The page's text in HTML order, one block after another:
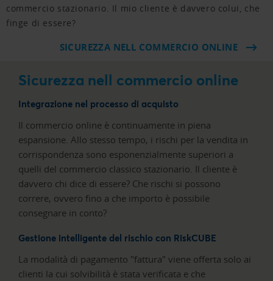
commercio stazionario. Il mio cliente è davvero colui, che
finge di essere?
SICUREZZA NELL COMMERCIO ONLINE
Sicurezza nell commercio online
Integrazione nel processo di acquisto
Il commercio online è continuamente in piena
espansione. Allo stesso tempo, i rischi per la vendita in
corrispondenza sono esponenzialmente superiori a
quelli del commercio classico stazionario. Il cliente è
davvero chi dice di essere? Che rischi si possono
correre, ovvero fino a che importo è possibile
consegnare in conto?
Gestione intelligente del rischio con RiskCUBE
La modalità di pagamento "fattura" viene offerta solo ai
clienti la cui solvibilità è stata verificata e che